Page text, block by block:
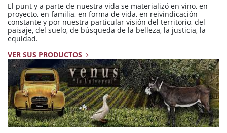
El punt y a parte de nuestra vida se materializó en vino, en
proyecto, en familia, en forma de vida, en reivindicación
constante y por nuestra particular visión del territorio, del
paisaje, del suelo, de búsqueda de la belleza, la justicia, la
equidad.
VER SUS PRODUCTOS